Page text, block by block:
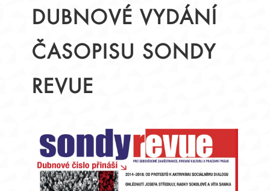
DUBNOVÉ VYDÁNÍ
ČASOPISU SONDY
REVUE